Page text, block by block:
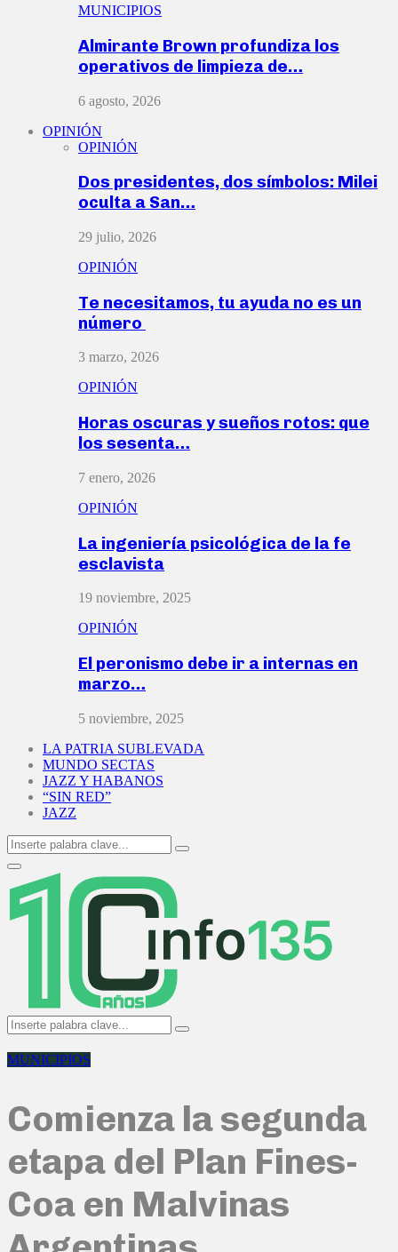
MUNICIPIOS
Almirante Brown profundiza los
operativos de limpieza de…
6 agosto, 2026
OPINIÓN
OPINIÓN
Dos presidentes, dos símbolos: Milei
oculta a San…
29 julio, 2026
OPINIÓN
Te necesitamos, tu ayuda no es un
número
3 marzo, 2026
OPINIÓN
Horas oscuras y sueños rotos: que
los sesenta…
7 enero, 2026
OPINIÓN
La ingeniería psicológica de la fe
esclavista
19 noviembre, 2025
OPINIÓN
El peronismo debe ir a internas en
marzo…
5 noviembre, 2025
LA PATRIA SUBLEVADA
MUNDO SECTAS
JAZZ Y HABANOS
“SIN RED”
JAZZ
Search
for:
Search
Primary
Menu
Search
for:
Search
MUNICIPIOS
Comienza la segunda
etapa del Plan Fines-
Coa en Malvinas